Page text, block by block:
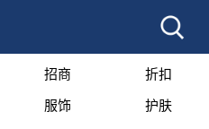
招商 折扣
服饰 护肤